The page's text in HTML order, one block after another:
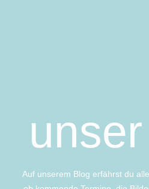
Auf unserem Blog erfährst du